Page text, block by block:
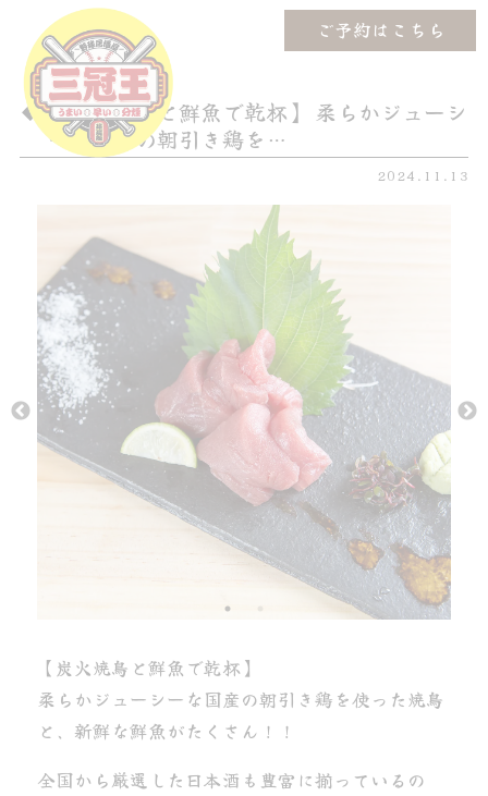
ご予約はこちら
【炭火焼鳥と鮮魚で乾杯】 柔らかジューシ
ーな国産の朝引き鶏を…
2024.11.13
【炭火焼鳥と鮮魚で乾杯】
柔らかジューシーな国産の朝引き鶏を使った焼鳥
と、新鮮な鮮魚がたくさん！！
全国から厳選した日本酒も豊富に揃っているの